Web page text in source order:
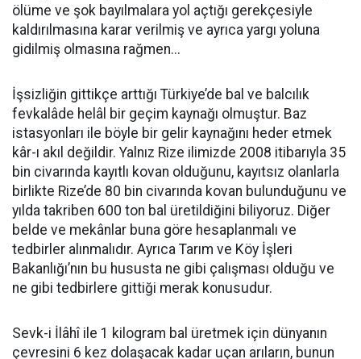
ölüme ve şok bayılmalara yol açtığı gerekçesiyle
kaldırılmasına karar verilmiş ve ayrıca yargı yoluna
gidilmiş olmasına rağmen...
İşsizliğin gittikçe arttığı Türkiye’de bal ve balcılık
fevkalâde helâl bir geçim kaynağı olmuştur. Baz
istasyonları ile böyle bir gelir kaynağını heder etmek
kâr-ı akıl değildir. Yalnız Rize ilimizde 2008 itibarıyla 35
bin civarında kayıtlı kovan olduğunu, kayıtsız olanlarla
birlikte Rize’de 80 bin civarında kovan bulunduğunu ve
yılda takriben 600 ton bal üretildiğini biliyoruz. Diğer
belde ve mekânlar buna göre hesaplanmalı ve
tedbirler alınmalıdır. Ayrıca Tarım ve Köy İşleri
Bakanlığı’nın bu hususta ne gibi çalışması olduğu ve
ne gibi tedbirlere gittiği merak konusudur.
Sevk-i İlâhî ile 1 kilogram bal üretmek için dünyanın
çevresini 6 kez dolaşacak kadar uçan arıların, bunun